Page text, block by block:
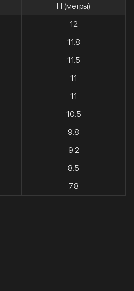
H (метры)
12
11.8
11.5
11
11
10.5
9.8
9.2
8.5
7.8